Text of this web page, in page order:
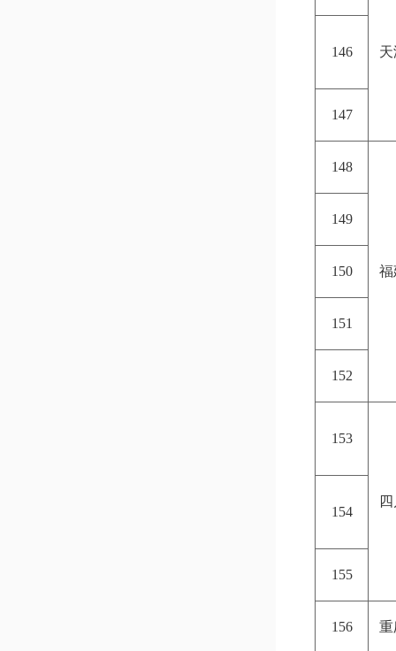
146
147
148
福
149
150
151
152
153
154
155
156 重